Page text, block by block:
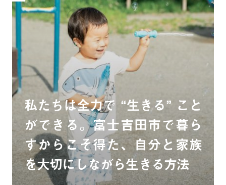
私たちは全力で “生きる” こと
ができる。富士吉田市で暮ら
すからこそ得た、自分と家族
を大切にしながら生きる方法